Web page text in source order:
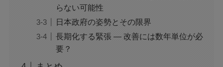
フェルメール展のtabiwa先行チケット待ち？ア
クセスできなくても買える？
FIFAワールドカップ2026はどこで見れる？配
らない可能性
日本政府の姿勢とその限界
長期化する緊張 ― 改善には数年単位が必
要？